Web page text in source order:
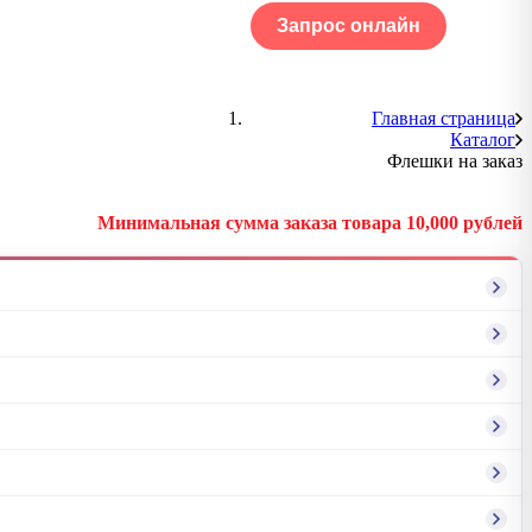
Запрос онлайн
Главная страница
Каталог
Флешки на заказ
Минимальная сумма заказа товара 10,000 рублей